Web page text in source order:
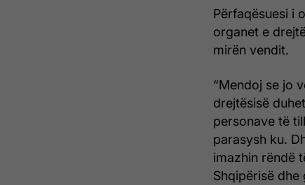
Përfaqësuesi i
organet e
mirën vendit.
“Mendoj se jo
drejtësisë
personave të
parasysh ku.
imazhin rëndë
Shqipërisë dhe